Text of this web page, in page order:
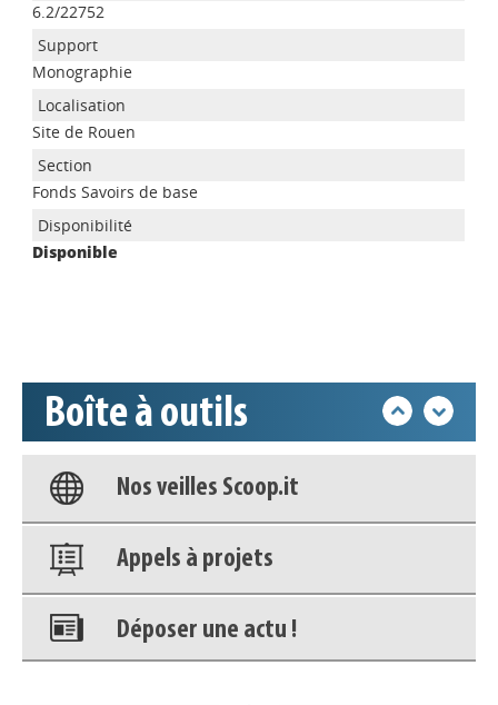
6.2/22752
Monographie
Site de Rouen
Fonds Savoirs de base
Disponible
Boîte à outils
Appels à projets
Base documentaire
Nos veilles Scoop.it
Appels à projets
Déposer une actu !